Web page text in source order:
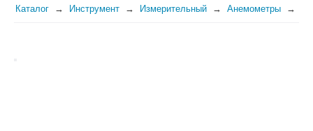
Каталог Инструмент Измерительный Анемометры